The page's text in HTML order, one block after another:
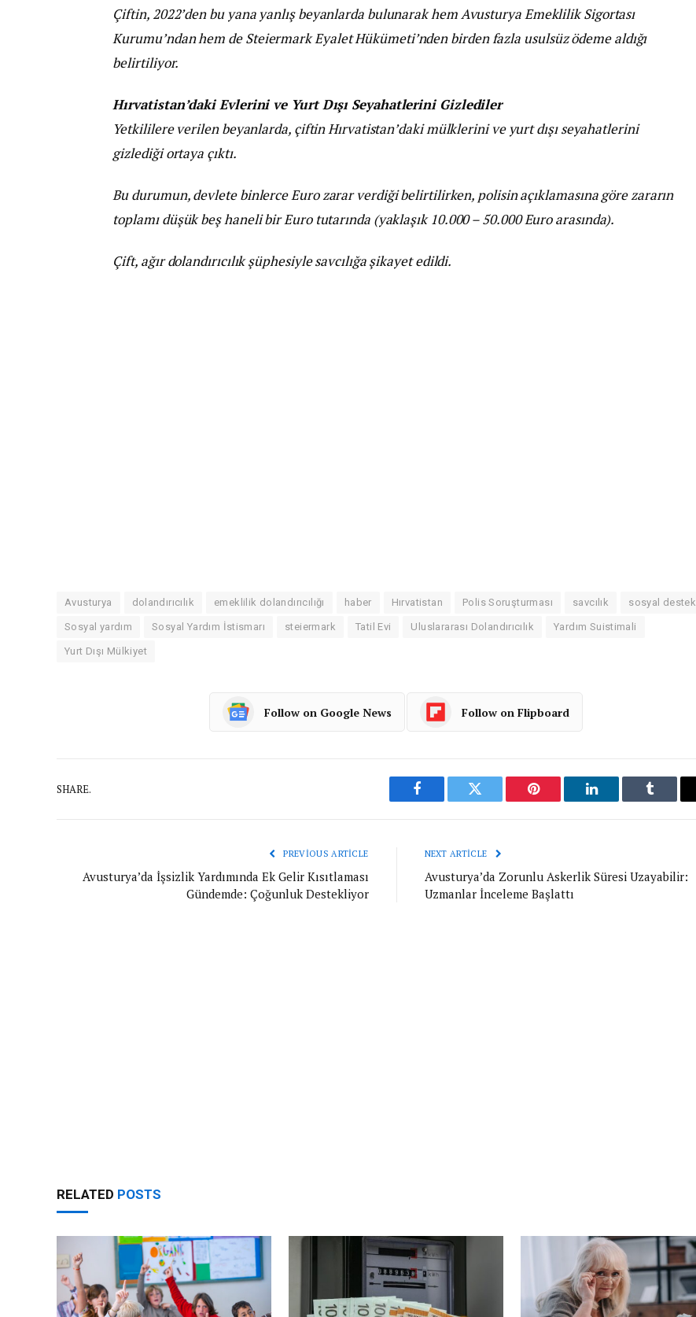
Çiftin, 2022’den bu yana yanlış beyanlarda bulunarak hem Avusturya Emeklilik Sigortası
Kurumu’ndan hem de Steiermark Eyalet Hükümeti’nden birden fazla usulsüz ödeme aldığı
belirtiliyor.
Hırvatistan’daki Evlerini ve Yurt Dışı Seyahatlerini Gizlediler
Yetkililere verilen beyanlarda, çiftin Hırvatistan’daki mülklerini ve yurt dışı seyahatlerini
gizlediği ortaya çıktı.
Bu durumun, devlete binlerce Euro zarar verdiği belirtilirken, polisin açıklamasına göre zararın
toplamı düşük beş haneli bir Euro tutarında (yaklaşık 10.000 – 50.000 Euro arasında).
Çift, ağır dolandırıcılık şüphesiyle savcılığa şikayet edildi.
Avusturya dolandırıcılık emeklilik dolandırıcılığı haber Hırvatistan Polis Soruşturması savcılık sosyal destek
Sosyal yardım Sosyal Yardım İstismarı steiermark Tatil Evi Uluslararası Dolandırıcılık Yardım Suistimali
Yurt Dışı Mülkiyet
Follow on Google News Follow on Flipboard
SHARE.
Facebook Twitter Pinterest LinkedIn Tumblr
PREVIOUS ARTICLE
Avusturya’da İşsizlik Yardımında Ek Gelir Kısıtlaması
Gündemde: Çoğunluk Destekliyor
NEXT ARTICLE
Avusturya’da Zorunlu Askerlik Süresi Uzayabilir:
Uzmanlar İnceleme Başlattı
RELATED POSTS